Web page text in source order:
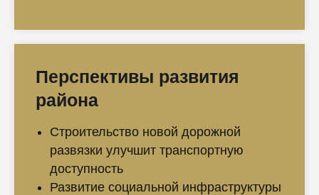
Перспективы развития
района
Строительство новой дорожной
развязки улучшит транспортную
доступность
Развитие социальной инфраструктуры